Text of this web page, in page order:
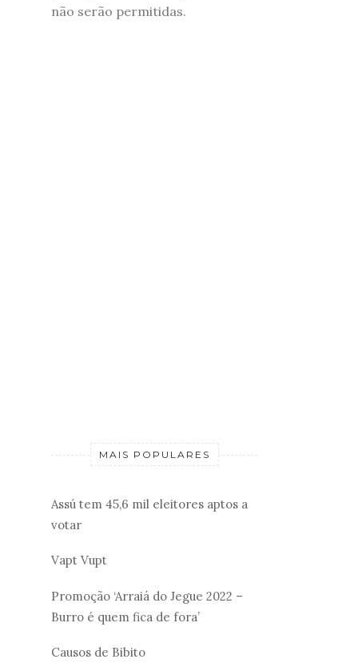
não serão permitidas.
MAIS POPULARES
Assú tem 45,6 mil eleitores aptos a
votar
Vapt Vupt
Promoção ‘Arraiá do Jegue 2022 –
Burro é quem fica de fora’
Causos de Bibito